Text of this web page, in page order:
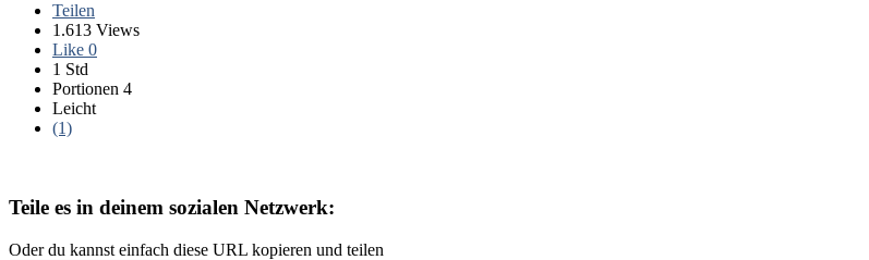
Teilen
1.613 Views
Like 0
1 Std
Portionen 4
Leicht
(1)
Teile es in deinem sozialen Netzwerk:
Oder du kannst einfach diese URL kopieren und teilen